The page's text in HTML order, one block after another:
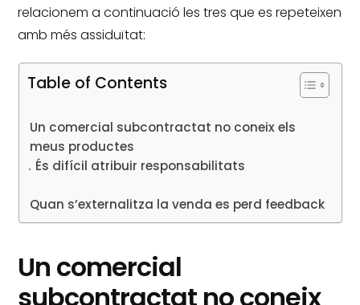
relacionem a continuació les tres que es repeteixen
amb més assiduïtat:
Table of Contents
Un comercial subcontractat no coneix els
meus productes
És difícil atribuir responsabilitats
Quan s’externalitza la venda es perd feedback
Un comercial
subcontractat no coneix